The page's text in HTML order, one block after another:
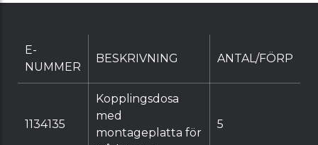
E-
NUMMER
BESKRIVNING ANTAL/FÖRP
1134135
Kopplingsdosa
med
montageplatta för
5